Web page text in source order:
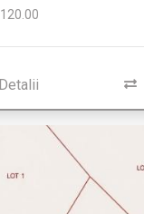
120.00
Detalii